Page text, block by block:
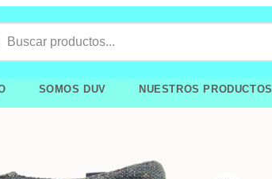
SOMOS DUV NUESTROS PRODUCTOS